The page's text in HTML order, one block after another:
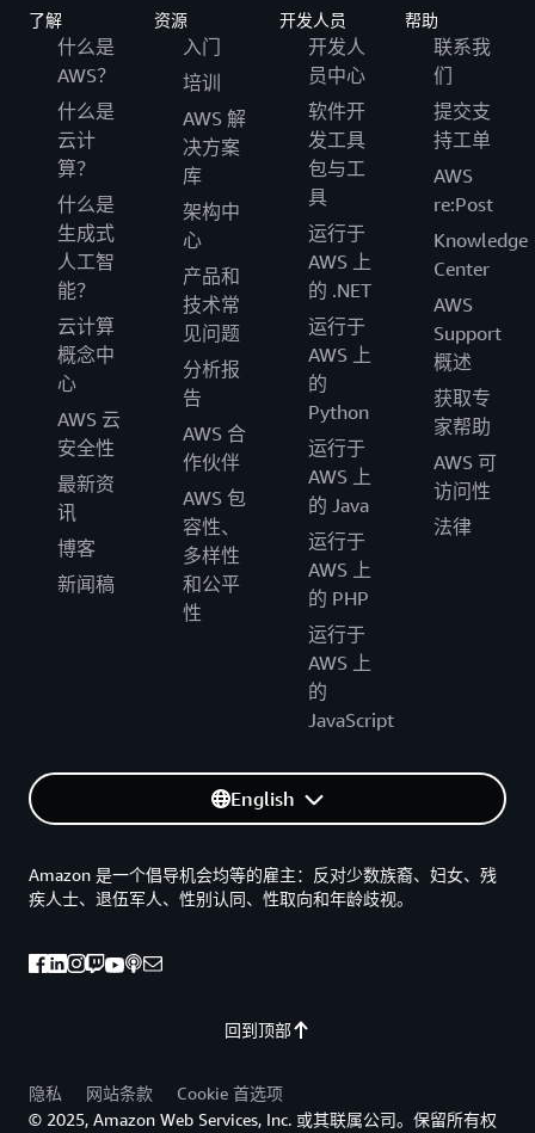
了解
什么是
AWS？
什么是
云计
算？
什么是
生成式
人工智
能？
云计算
概念中
心
AWS 云
安全性
最新资
讯
博客
新闻稿
资源
入门
培训
AWS 解
决方案
库
架构中
心
产品和
技术常
见问题
分析报
告
AWS 合
作伙伴
AWS 包
容性、
多样性
和公平
性
开发人员
开发人
员中心
软件开
发工具
包与工
具
运行于
AWS 上
的 .NET
运行于
AWS 上
的
Python
运行于
AWS 上
的 Java
运行于
AWS 上
的 PHP
运行于
AWS 上
的
JavaScript
帮助
联系我
们
提交支
持工单
AWS
re:Post
Knowledge
Center
AWS
Support
概述
获取专
家帮助
AWS 可
访问性
法律
English
回到顶部
Amazon 是一个倡导机会均等的雇主：反对少数族裔、妇女、残
疾人士、退伍军人、性别认同、性取向和年龄歧视。
隐私 网站条款
Cookie 首选项
© 2025, Amazon Web Services, Inc. 或其联属公司。保留所有权